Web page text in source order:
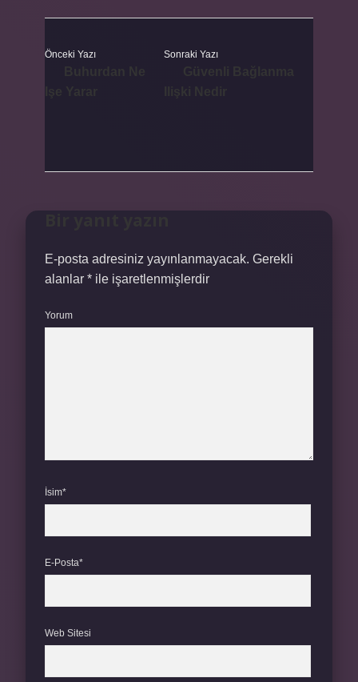
Önceki Yazı Sonraki Yazı
E-posta adresiniz yayınlanmayacak. Gerekli
alanlar * ile işaretlenmişlerdir
Yorum
İsim*
E-Posta*
Web Sitesi